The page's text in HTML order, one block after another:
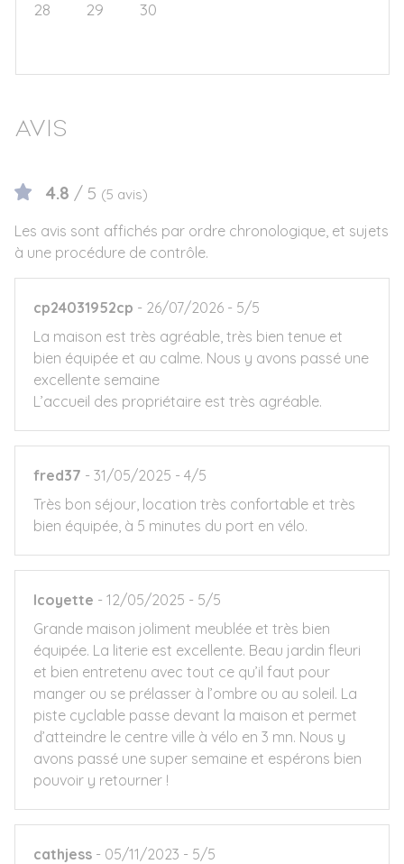
28 29 30
Avis
4.8 / 5 (5 avis)
Les avis sont affichés par ordre chronologique, et sujets
à une procédure de contrôle.
cp24031952cp 26/07/2026
5/5
La maison est très agréable, très bien tenue et
bien équipée et au calme. Nous y avons passé une
excellente semaine
L’accueil des propriétaire est très agréable.
fred37 31/05/2025
4/5
Très bon séjour, location très confortable et très
bien équipée, à 5 minutes du port en vélo.
lcoyette 12/05/2025
5/5
Grande maison joliment meublée et très bien
équipée. La literie est excellente. Beau jardin fleuri
et bien entretenu avec tout ce qu’il faut pour
manger ou se prélasser à l’ombre ou au soleil. La
piste cyclable passe devant la maison et permet
d’atteindre le centre ville à vélo en 3 mn. Nous y
avons passé une super semaine et espérons bien
pouvoir y retourner !
cathjess 05/11/2023
5/5